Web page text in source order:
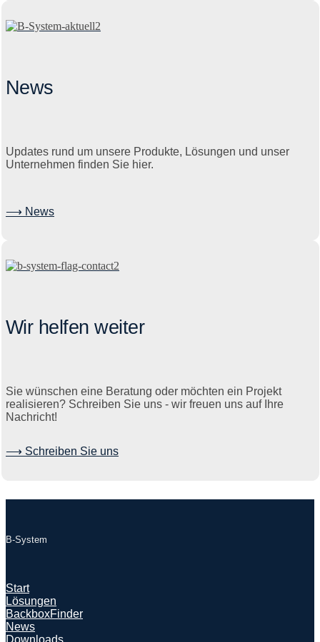
News
Updates rund um unsere Produkte, Lösungen und unser
Unternehmen finden Sie hier.
⟶ News
Wir helfen weiter
Sie wünschen eine Beratung oder möchten ein Projekt
realisieren? Schreiben Sie uns - wir freuen uns auf Ihre
Nachricht!
⟶ Schreiben Sie uns
B-System
Start
Lösungen
BackboxFinder
News
Downloads